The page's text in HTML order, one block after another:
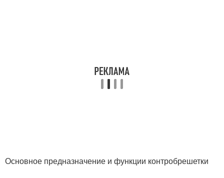
Основное предназначение и функции контробрешетки